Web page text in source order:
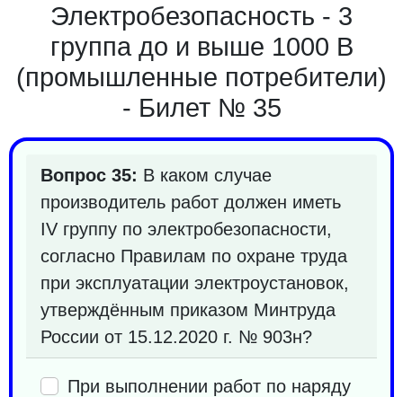
Электробезопасность - 3
группа до и выше 1000 В
(промышленные потребители)
- Билет № 35
Вопрос 35: В каком случае
производитель работ должен иметь
IV группу по электробезопасности,
согласно Правилам по охране труда
при эксплуатации электроустановок,
утверждённым приказом Минтруда
России от 15.12.2020 г. № 903н?
При выполнении работ по наряду